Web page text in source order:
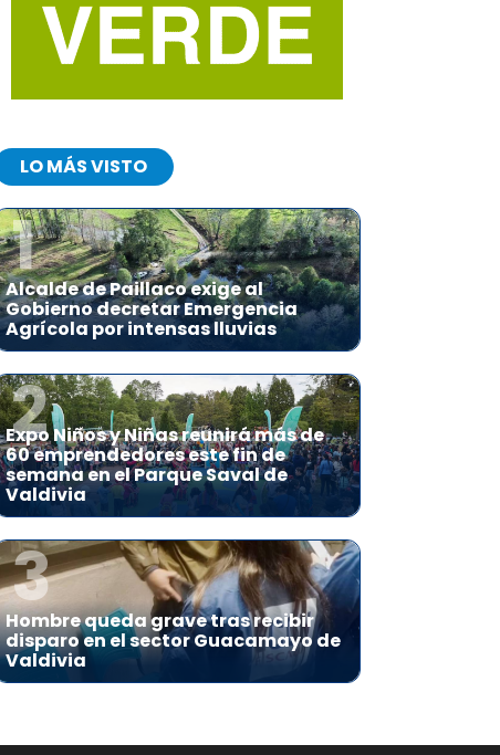
LO MÁS VISTO
1
Alcalde de Paillaco exige al
Gobierno decretar Emergencia
Agrícola por intensas lluvias
2
Expo Niños y Niñas reunirá más de
60 emprendedores este fin de
semana en el Parque Saval de
Valdivia
3
Hombre queda grave tras recibir
disparo en el sector Guacamayo de
Valdivia